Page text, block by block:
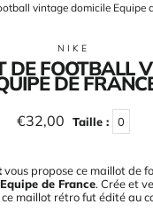
vintage domicile Equipe
NIKE
DE FOOTBALL
DE
Prix
régulier
€32,00 Taille : 0
vous propose ce maillot de
Equipe de France. Crée et
ce maillot rétro fut édité au